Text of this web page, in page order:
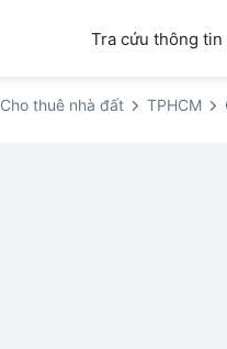
Tra cứu thông tin
Cho thuê nhà đất TPHCM